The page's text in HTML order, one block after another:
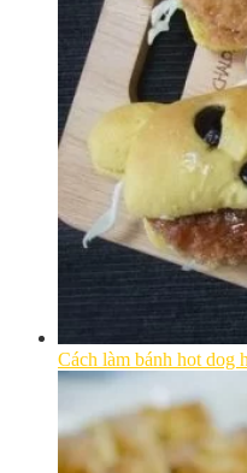
Cách làm bánh hot dog